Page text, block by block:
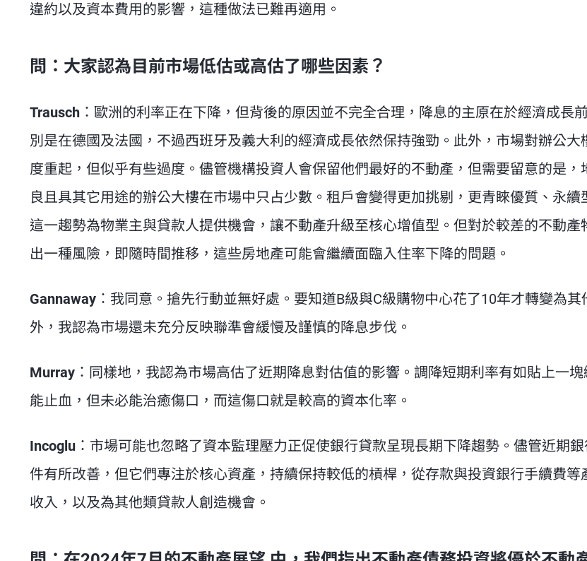
違約以及資本費用的影響，這種做法已難再適用。
問：大家認為目前市場低估或高估了哪些因素？
Trausch ：歐洲的利率正在下降，但背後的原因並不完全合理，降息的主原在於經濟成長
別是在德國及法國，不過西班牙及義大利的經濟成長依然保持強勁。此外，市場對辦公大
度重起，但似乎有些過度。儘管機構投資人會保留他們最好的不動產，但需要留意的是，
良且具其它用途的辦公大樓在市場中只占少數。租戶會變得更加挑剔，更青睞優質、永續
這一趨勢為物業主與貸款人提供機會，讓不動產升級至核心增值型。但對於較差的不動產
出一種風險，即隨時間推移，這些房地產可能會繼續面臨入住率下降的問題。
Gannaway ：我同意。搶先行動並無好處。要知道B級與C級購物中心花了10年才轉變為其
外，我認為市場還未充分反映聯準會緩慢及謹慎的降息步伐。
Murray ：同樣地，我認為市場高估了近期降息對估值的影響。調降短期利率有如貼上一
能止血，但未必能治癒傷口，而這傷口就是較高的資本化率。
Incoglu ：市場可能也忽略了資本監理壓力正促使銀行貸款呈現長期下降趨勢。儘管近期
件有所改善，但它們專注於核心資產，持續保持較低的槓桿，從存款與投資銀行手續費等
收入，以及為其他類貸款人創造機會。